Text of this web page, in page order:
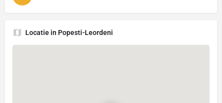
Locatie in Popesti-Leordeni